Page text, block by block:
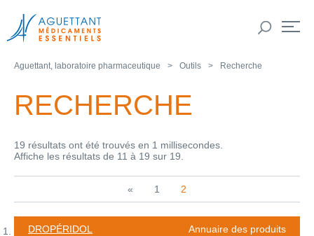
Aguettant, laboratoire pharmaceutique Outils Recherche
RECHERCHE
19 résultats ont été trouvés en 1 millisecondes.
Affiche les résultats de 11 à 19 sur 19.
« 1 2
DROPÉRIDOL Annuaire des produits